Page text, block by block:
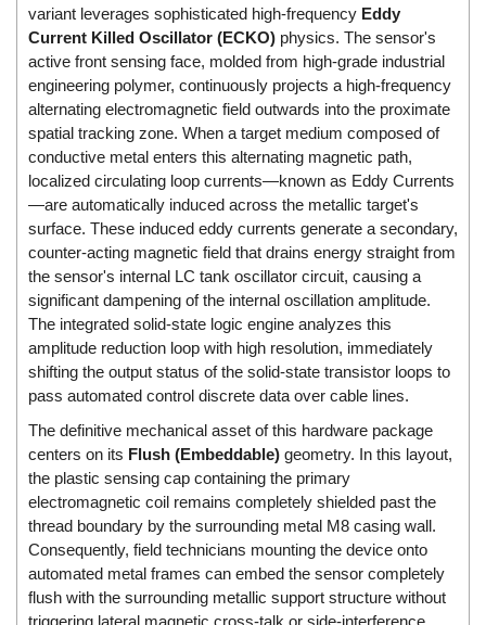
Durag
Dwyer
DYH
Dynisco
E+E ELEKTRONIK
E+H
E2S
Earthtech
Eaton
EBMPAPST
ECKERLE
Ecom-EX
ECONEX
Edward
EES
EGE Elektronik
Eilersen Vietnam
Ekstrom-Carlson
variant leverages sophisticated high-frequency Eddy
Current Killed Oscillator (ECKO) physics. The sensor's
active front sensing face, molded from high-grade industrial
engineering polymer, continuously projects a high-frequency
alternating electromagnetic field outwards into the proximate
spatial tracking zone. When a target medium composed of
conductive metal enters this alternating magnetic path,
localized circulating loop currents—known as Eddy Currents
—are automatically induced across the metallic target's
surface. These induced eddy currents generate a secondary,
counter-acting magnetic field that drains energy straight from
the sensor's internal LC tank oscillator circuit, causing a
significant dampening of the internal oscillation amplitude.
The integrated solid-state logic engine analyzes this
amplitude reduction loop with high resolution, immediately
shifting the output status of the solid-state transistor loops to
pass automated control discrete data over cable lines.
The definitive mechanical asset of this hardware package
centers on its Flush (Embeddable) geometry. In this layout,
the plastic sensing cap containing the primary
electromagnetic coil remains completely shielded past the
thread boundary by the surrounding metal M8 casing wall.
Consequently, field technicians mounting the device onto
automated metal frames can embed the sensor completely
flush with the surrounding metallic support structure without
triggering lateral magnetic cross-talk or side-interference